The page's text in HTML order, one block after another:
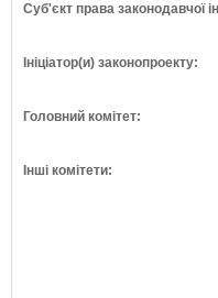
Суб'єкт права законодавчої
Ініціатор(и) законопроекту:
Головний комітет:
Інші комітети: